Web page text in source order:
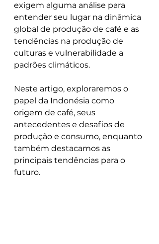
exigem alguma análise para
entender seu lugar na dinâmica
global de produção de café e as
tendências na produção de
culturas e vulnerabilidade a
padrões climáticos.
Neste artigo, exploraremos o
papel da Indonésia como
origem de café, seus
antecedentes e desafios de
produção e consumo, enquanto
também destacamos as
principais tendências para o
futuro.